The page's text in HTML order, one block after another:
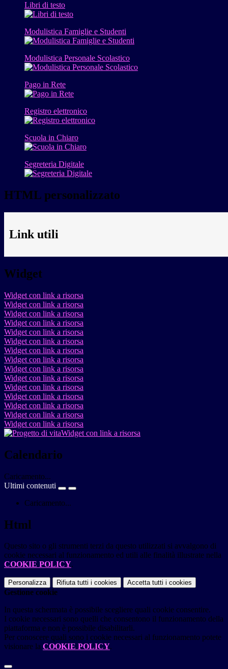
Libri di testo
Modulistica Famiglie e Studenti
Modulistica Personale Scolastico
Pago in Rete
Registro elettronico
Scuola in Chiaro
Segreteria Digitale
HTML personalizzato
Link utili
Widget
Widget con link a risorsa
Widget con link a risorsa
Widget con link a risorsa
Widget con link a risorsa
Widget con link a risorsa
Widget con link a risorsa
Widget con link a risorsa
Widget con link a risorsa
Widget con link a risorsa
Widget con link a risorsa
Widget con link a risorsa
Widget con link a risorsa
Widget con link a risorsa
Widget con link a risorsa
Widget con link a risorsa
Widget con link a risorsa
Calendario
Caricamento...
Ultimi contenuti
Caricamento...
Html
Questo sito o gli strumenti terzi da questo utilizzati si avvalgono di
cookie necessari al funzionamento ed utili alle finalità illustrate nella
COOKIE POLICY.
Personalizza Rifiuta tutti i cookies Accetta tutti i cookies
Gestione cookie
In questa schermata è possibile scegliere quali cookie consentire.
I cookie necessari sono quelli che consentono il funzionamento della
piattaforma e non è possibile disabilitarli.
Per conoscere quali sono i cookie necessari al funzionamento potete
visionare la COOKIE POLICY.